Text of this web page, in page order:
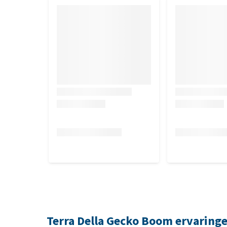
Terra Della Gecko Boom